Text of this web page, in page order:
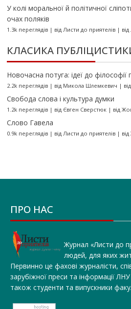
У колі моральної й політичної
очах поляків
1.3k переглядів| від Листи до приятелів|
КЛАСИКА
Новочасна потуга: ідеї до філософії
2.2k переглядів| від Микола Шлемкевич |
Свобода слова і культура думки
1.2k переглядів| від Євген Сверстюк| від
Слово Гавела
0.9k переглядів| від Листи до приятелів|
ПРО НАС
Журнал «Листи до
людей, для яких
Первинно це фахові журналісти,
зарубіжної преси та інформації
також студенти та випускники